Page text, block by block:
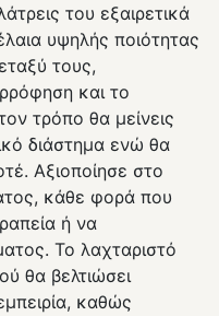
του εξαιρετικά
υψηλής ποιότητας
τους,
και το
τρόπο θα μείνεις
διάστημα ενώ θα
Αξιοποίησε στο
κάθε φορά που
ή να
Το λαχταριστό
θα βελτιώσει
καθώς